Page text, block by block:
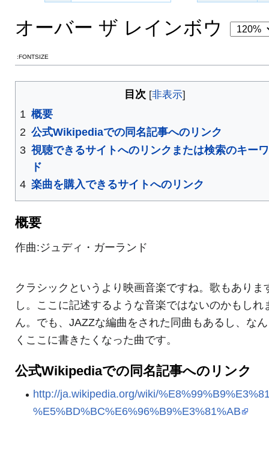
オーバー ザ レインボウ
:FONTSIZE
目次
1 概要
2 公式Wikipediaでの同名記事へのリンク
3 視聴できるサイトへのリンクまたは検索のキー
ド
4 楽曲を購入できるサイトへのリンク
概要
作曲:ジュディ・ガーランド
クラシックというより映画音楽ですね。歌もありま
し。ここに記述するような音楽ではないのかもしれ
ん。でも、JAZZな編曲をされた同曲もあるし、な
くここに書きたくなった曲です。
公式Wikipediaでの同名記事へのリンク
http://ja.wikipedia.org/wiki/
%E5%BD%BC%E6%96%B9%E3%81%AB